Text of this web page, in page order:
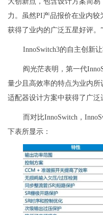
力。虽然PI产品报价在业内
获得了业内的广泛五星好评。”
InnoSwitch3的自主创新
阎光茫表明，第一代
量少且高效率的特点为业内
适配器设计方案中获得了广泛
而对比InnoSwitch，
下表所显示：